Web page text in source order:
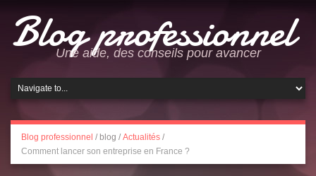
Blog professionnel
Une aide, des conseils pour avancer
Blog professionnel / blog / Actualités /
Comment lancer son entreprise en France ?